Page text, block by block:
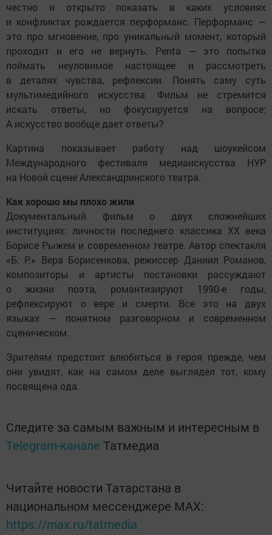
честно и открыто показать в каких условиях
и конфликтах рождается перформанс. Перформанс —
это про мгновение, про уникальный момент, который
проходит и его не вернуть. Penta — это попытка
поймать неуловимое настоящее и рассмотреть
в деталях чувства, рефлексии. Понять саму суть
мультимедийного искусства. Фильм не стремится
искать ответы, но фокусируется на вопросе:
А искусство вообще дает ответы?
Картина показывает работу над шоукейсом
Международного фестиваля медиаискусства НУР
на Новой сцене Александринского театра.
Как хорошо мы плохо жили
Документальный фильм о двух сложнейших
институциях: личности последнего классика XX века
Борисе Рыжем и современном театре. Автор спектакля
«Б. Р.» Вера Борисенкова, режиссер Даниил Романов,
композиторы и артисты постановки рассуждают
о жизни поэта, романтизируют 1990-е годы,
рефлексируют о вере и смерти. Все это на двух
языках — понятном разговорном и современном
сценическом.
Зрителям предстоит влюбиться в героя прежде, чем
они увидят, как на самом деле выглядел тот, кому
посвящена ода.
Следите за самым важным и интересным в
Telegram-канале Татмедиа
Читайте новости Татарстана в
национальном мессенджере MАХ:
https://max.ru/tatmedia